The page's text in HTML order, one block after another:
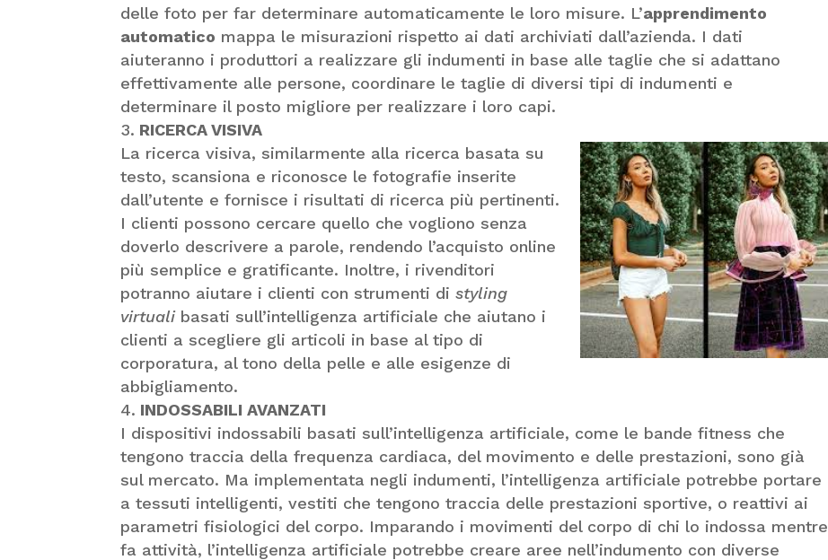
delle foto per far determinare automaticamente le loro misure. L’apprendimento
automatico mappa le misurazioni rispetto ai dati archiviati dall’azienda. I dati
aiuteranno i produttori a realizzare gli indumenti in base alle taglie che si adattano
effettivamente alle persone, coordinare le taglie di diversi tipi di indumenti e
determinare il posto migliore per realizzare i loro capi.
RICERCA VISIVA
La ricerca visiva, similarmente alla ricerca basata su
testo, scansiona e riconosce le fotografie inserite
dall’utente e fornisce i risultati di ricerca più pertinenti.
I clienti possono cercare quello che vogliono senza
doverlo descrivere a parole, rendendo l’acquisto online
più semplice e gratificante. Inoltre, i rivenditori
potranno aiutare i clienti con strumenti distyling
virtualibasati sull’intelligenza artificiale che aiutano i
clienti a scegliere gli articoli in base al tipo di
corporatura, al tono della pelle e alle esigenze di
abbigliamento.
INDOSSABILI AVANZATI
I dispositivi indossabili basati sull’intelligenza artificiale, come le bande fitness che
tengono traccia della frequenza cardiaca, del movimento e delle prestazioni, sono già
sul mercato. Ma implementata negli indumenti, l’intelligenza artificiale potrebbe portare
a tessuti intelligenti, vestiti che tengono traccia delle prestazioni sportive, o reattivi ai
parametri fisiologici del corpo. Imparando i movimenti del corpo di chi lo indossa mentre
fa attività, l’intelligenza artificiale potrebbe creare aree nell’indumento con diverse